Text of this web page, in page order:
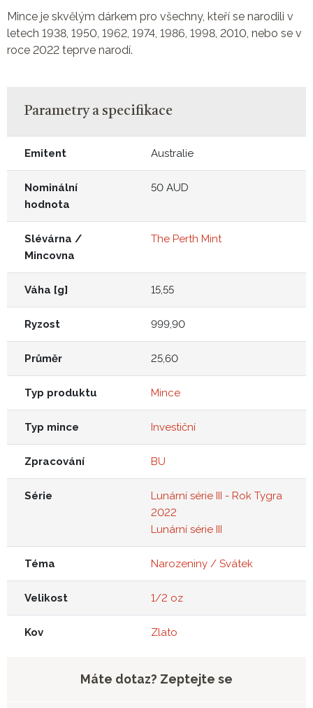
Mince je skvělým dárkem pro všechny, kteří se narodili v
letech 1938, 1950, 1962, 1974, 1986, 1998, 2010, nebo se v
roce 2022 teprve narodí.
Parametry a specifikace
Emitent Australie
Nominální
hodnota
50 AUD
Slévárna /
Mincovna
The Perth Mint
Váha [g] 15,55
Ryzost 999,90
Průměr 25,60
Typ produktu Mince
Typ mince Investiční
Zpracování BU
Série
Lunární série III - Rok Tygra
2022
Lunární série III
Téma Narozeniny / Svátek
Velikost 1/2 oz
Kov Zlato
Máte dotaz? Zeptejte se